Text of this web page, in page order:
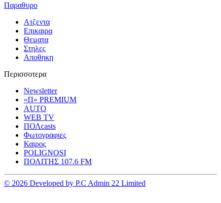
Παραθυρο
Ατζεντα
Επικαιρα
Θεματα
Στηλες
Αποθηκη
Περισσοτερα
Newsletter
«Π» PREMIUM
AUTO
WEB TV
ΠΟΛcasts
Φωτογραφιες
Καιρος
POLIGNOSI
ΠΟΛΙΤΗΣ 107.6 FM
© 2026 Developed by P.C Admin 22 Limited